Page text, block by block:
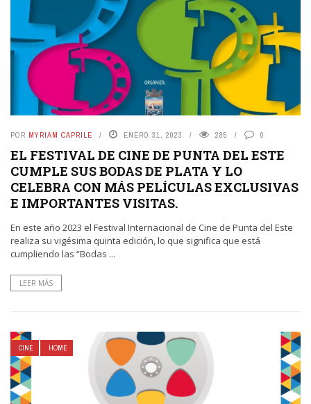
POR MYRIAM CAPRILE ENERO 31, 2023 285 0
EL FESTIVAL DE CINE DE PUNTA DEL ESTE
CUMPLE SUS BODAS DE PLATA Y LO
CELEBRA CON MÁS PELÍCULAS EXCLUSIVAS
E IMPORTANTES VISITAS.
En este año 2023 el Festival Internacional de Cine de Punta del Este
realiza su vigésima quinta edición, lo que significa que está
cumpliendo las “Bodas ...
LEER MÁS
CINE HOME